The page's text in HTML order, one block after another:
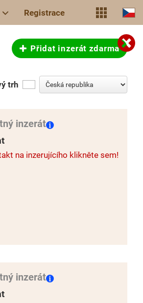
Registrace
Přidat inzerát zdarma
trh
inzerát
na inzerujícího klikněte sem!
inzerát